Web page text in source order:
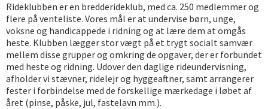
Rideklubben er en bredderideklub, med ca. 250 medlemmer og
flere på venteliste. Vores mål er at undervise børn, unge,
voksne og handicappede i ridning og at lære dem at omgås
heste. Klubben lægger stor vægt på et trygt socialt samvær
mellem disse grupper og omkring de opgaver, der er forbundet
med heste og ridning. Udover den daglige rideundervisning,
afholder vi stævner, ridelejr og hyggeaftner, samt arrangerer
fester i forbindelse med de forskellige mærkedage i løbet af
året (pinse, påske, jul, fastelavn mm.).